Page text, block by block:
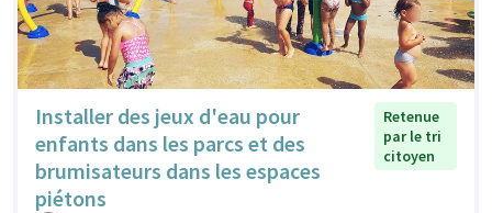
Installer des jeux d'eau pour
enfants dans les parcs et des
brumisateurs dans les espaces
piétons
Retenue
par le tri
citoyen